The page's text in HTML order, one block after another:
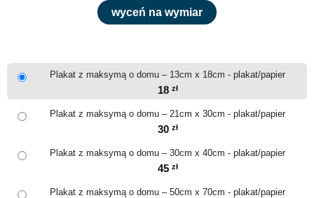
wyceń na wymiar
Plakat z maksymą o domu – 13cm x 18cm - plakat/papier
18 zł
Plakat z maksymą o domu – 21cm x 30cm - plakat/papier
30 zł
Plakat z maksymą o domu – 30cm x 40cm - plakat/papier
45 zł
Plakat z maksymą o domu – 50cm x 70cm - plakat/papier